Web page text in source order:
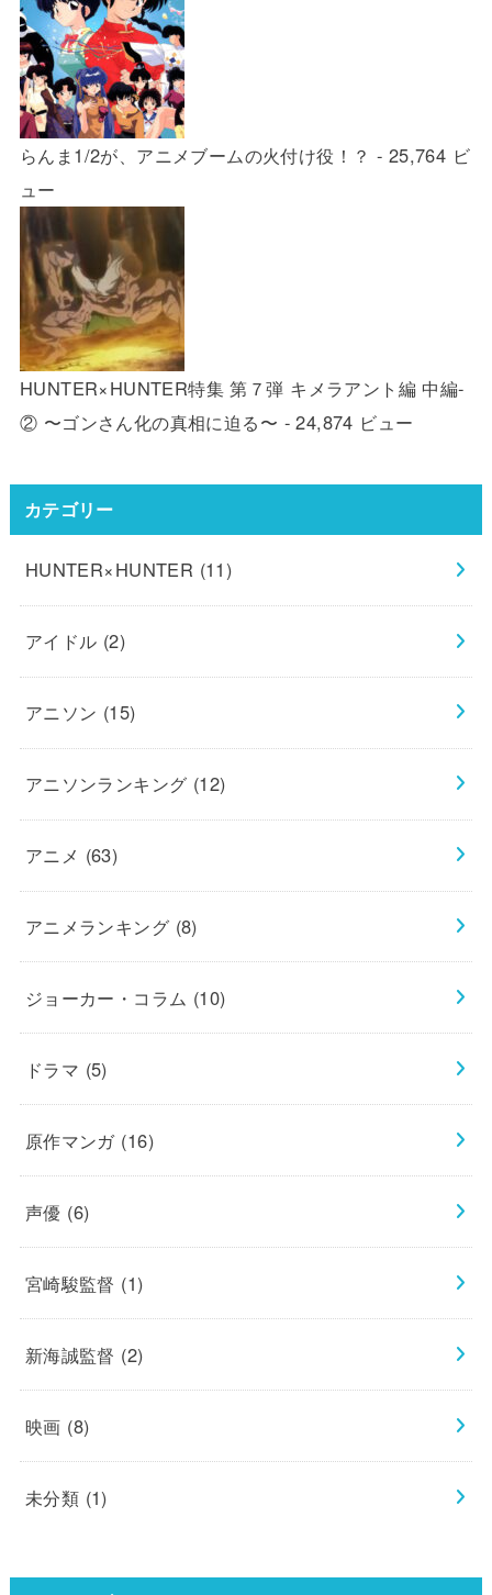
らんま1/2が、アニメブームの火付け役！？ - 25,764 ビ
ュー
HUNTER×HUNTER特集 第７弾 キメラアント編 中編-
② 〜ゴンさん化の真相に迫る〜 - 24,874 ビュー
カテゴリー
HUNTER×HUNTER (11)
アイドル (2)
アニソン (15)
アニソンランキング (12)
アニメ (63)
アニメランキング (8)
ジョーカー・コラム (10)
ドラマ (5)
原作マンガ (16)
声優 (6)
宮崎駿監督 (1)
新海誠監督 (2)
映画 (8)
未分類 (1)